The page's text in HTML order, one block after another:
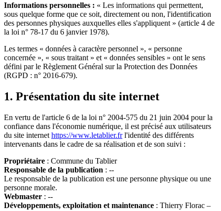
Informations personnelles : « Les informations qui permettent,
sous quelque forme que ce soit, directement ou non, l'identification
des personnes physiques auxquelles elles s'appliquent » (article 4 de
la loi n° 78-17 du 6 janvier 1978).
Les termes « données à caractère personnel », « personne
concernée », « sous traitant » et « données sensibles » ont le sens
défini par le Règlement Général sur la Protection des Données
(RGPD : n° 2016-679).
1. Présentation du site internet
En vertu de l'article 6 de la loi n° 2004-575 du 21 juin 2004 pour la
confiance dans l'économie numérique, il est précisé aux utilisateurs
du site internet https://www.letablier.frl'identité des différents
intervenants dans le cadre de sa réalisation et de son suivi :
Propriétaire : Commune du Tablier
Responsable de la publication : --
Le responsable de la publication est une personne physique ou une
personne morale.
Webmaster : --
Développements, exploitation et maintenance : Thierry Florac –